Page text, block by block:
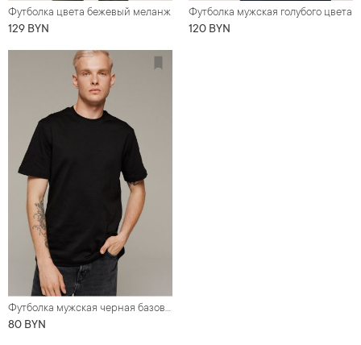
Футболка цвета бежевый меланж
129 BYN
Футболка мужская голубого цвета
120 BYN
Футболка мужская черная базовая, premium cotton
80 BYN